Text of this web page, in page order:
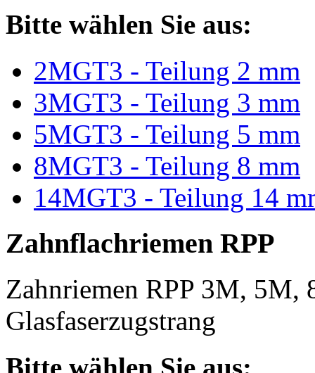
Bitte wählen Sie aus:
2MGT3 - Teilung 2 mm
3MGT3 - Teilung 3 mm
5MGT3 - Teilung 5 mm
8MGT3 - Teilung 8 mm
14MGT3 - Teilung 14
Zahnflachriemen RPP
Zahnriemen RPP 3M, 5M,
Glasfaserzugstrang